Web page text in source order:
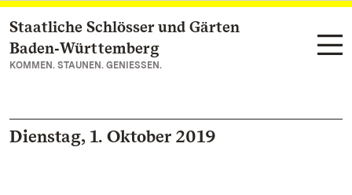
Zum Hauptinhalt springen
Staatliche Schlösser und Gärten
Baden‑Württemberg
KOMMEN. STAUNEN. GENIESSEN.
Dienstag, 1. Oktober 2019